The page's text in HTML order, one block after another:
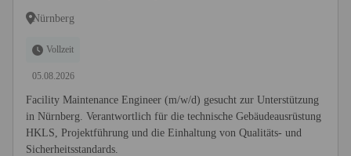
Nürnberg
Vollzeit
05.08.2026
Facility Maintenance Engineer (m/w/d) gesucht zur Unterstützung
in Nürnberg. Verantwortlich für die technische Gebäudeausrüstung
HKLS, Projektführung und die Einhaltung von Qualitäts- und
Sicherheitsstandards.